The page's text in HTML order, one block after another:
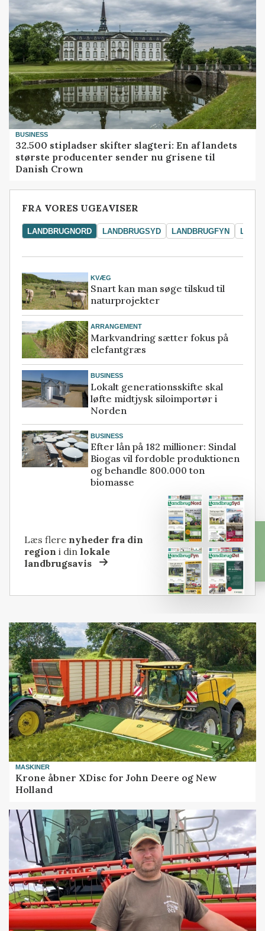
BUSINESS
32.500 stipladser skifter slagteri: En af landets
største producenter sender nu grisene til
Danish Crown
FRA VORES UGEAVISER
LANDBRUGNORD LANDBRUGSYD LANDBRUGFYN
KVÆG
Snart kan man søge tilskud til
naturprojekter
ARRANGEMENT
Markvandring sætter fokus på
elefantgræs
BUSINESS
Lokalt generationsskifte skal
løfte midtjysk siloimportør i
Norden
BUSINESS
Efter lån på 182 millioner: Sindal
Biogas vil fordoble produktionen
og behandle 800.000 ton
biomasse
Læs flere nyheder fra din
region i dinlokale
landbrugsavis
MASKINER
Krone åbner XDisc for John Deere og New
Holland